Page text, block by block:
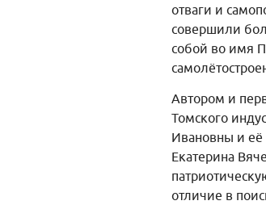
отваги и
совершили
собой во имя
Автором и
Томского
Ивановны и её
Екатерина
отличие в